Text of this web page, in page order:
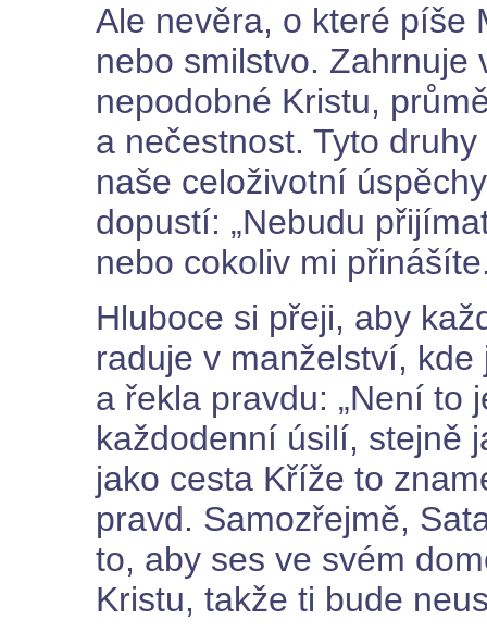
Ale nevěra, o které píše
nebo smilstvo. Zahrnuje
nepodobné Kristu,
a nečestnost. Tyto
naše celoživotní
dopustí: „Nebudu
nebo cokoliv mi
Hluboce si přeji, aby
raduje v manželství,
a řekla pravdu: „Není to
každodenní úsilí, stejně
jako cesta Kříže to
pravd. Samozřejmě,
to, aby ses ve svém
Kristu, takže ti bude